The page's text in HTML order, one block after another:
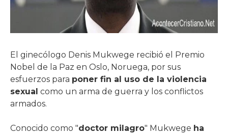
El ginecólogo Denis Mukwege recibió el Premio
Nobel de la Paz en Oslo, Noruega, por sus
esfuerzos para poner fin al uso de la violencia
sexual como un arma de guerra y los conflictos
armados.
Conocido como "doctor milagro" Mukwege ha